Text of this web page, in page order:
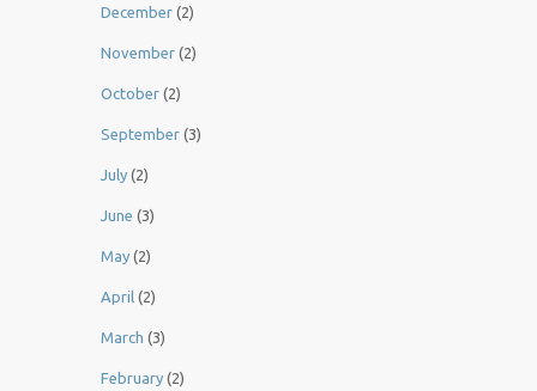
December (2)
November (2)
October (2)
September (3)
July (2)
June (3)
May (2)
April (2)
March (3)
February (2)